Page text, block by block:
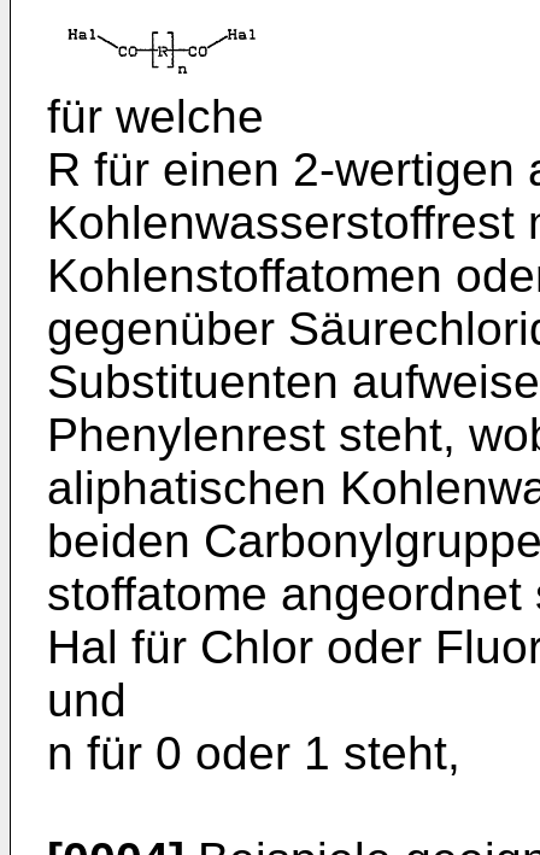
für welche
R für einen 2-wertigen
Kohlenwasser­stoffrest
Kohlenstoffatomen
gegenüber
Substituenten
Phenylenrest steht,
aliphatischen
beiden
stoffatome angeordnet
Hal für Chlor oder
und
n für 0 oder 1 steht,